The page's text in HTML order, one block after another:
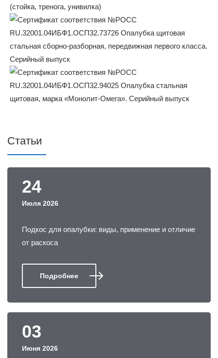
Статьи
24
Июля 2026
Подкос для опалубки: виды, применение и отличие
от раскоса
Подробнее
03
Июня 2026